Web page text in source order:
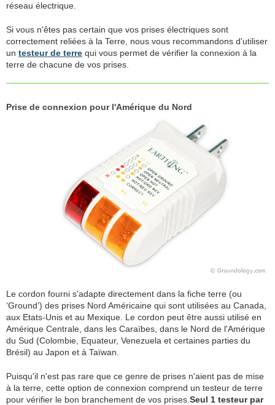
réseau électrique.
Si vous n'êtes pas certain que vos prises électriques sont
correctement reliées à la Terre, nous vous recommandons d'utiliser
un testeur de terre qui vous permet de vérifier la connexion à la
terre de chacune de vos prises.
Prise de connexion pour l'Amérique du Nord
Le cordon fourni s'adapte directement dans la fiche terre (ou
‘Ground’) des prises Nord Américaine qui sont utilisées au Canada,
aux Etats-Unis et au Mexique. Le cordon peut être aussi utilisé en
Amérique Centrale, dans les Caraïbes, dans le Nord de l'Amérique
du Sud (Colombie, Equateur, Venezuela et certaines parties du
Brésil) au Japon et à Taïwan.
Puisqu'il n'est pas rare que ce genre de prises n'aient pas de mise
à la terre, cette option de connexion comprend un testeur de terre
pour vérifier le bon branchement de vos prises. Seul 1 testeur par